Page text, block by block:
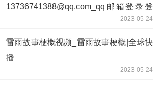
13736741388@qq.com_qq邮箱登录登
2023-05-24
雷雨故事梗概视频_雷雨故事梗概|全球快
播
2023-05-24